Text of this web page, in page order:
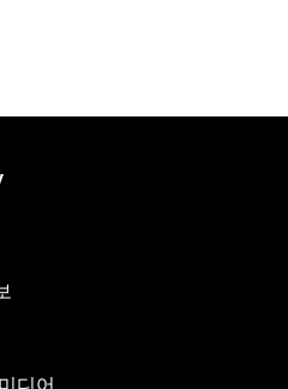
디어